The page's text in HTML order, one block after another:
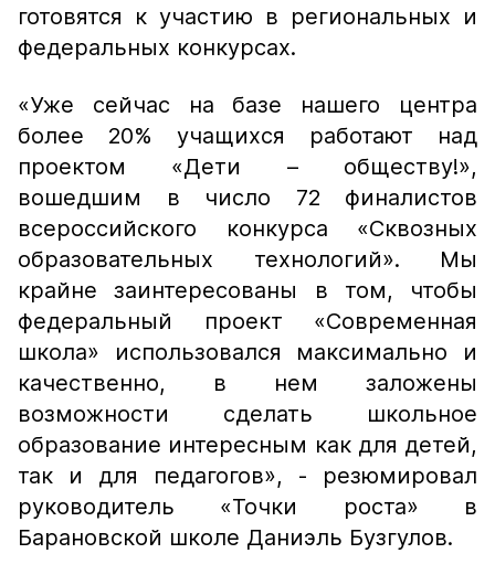
готовятся к участию в региональных и
федеральных конкурсах.
«Уже сейчас на базе нашего центра
более 20% учащихся работают над
проектом «Дети – обществу!»,
вошедшим в число 72 финалистов
всероссийского конкурса «Сквозных
образовательных технологий». Мы
крайне заинтересованы в том, чтобы
федеральный проект «Современная
школа» использовался максимально и
качественно, в нем заложены
возможности сделать школьное
образование интересным как для детей,
так и для педагогов», - резюмировал
руководитель «Точки роста» в
Барановской школе Даниэль Бузгулов.